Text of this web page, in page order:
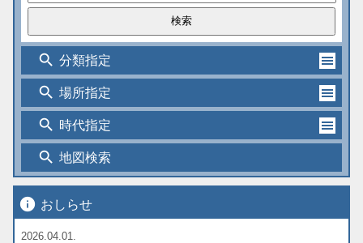
search 分類指定
search 場所指定
search 時代指定
search 地図検索
info おしらせ
2026.04.01.